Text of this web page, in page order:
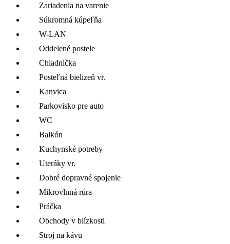
Zariadenia na varenie
Súkromná kúpeľňa
W-LAN
Oddelené postele
Chladnička
Posteľná bielizeň vr.
Kanvica
Parkovisko pre auto
WC
Balkón
Kuchynské potreby
Uteráky vr.
Dobré dopravné spojenie
Mikrovlnná rúra
Práčka
Obchody v blízkosti
Stroj na kávu